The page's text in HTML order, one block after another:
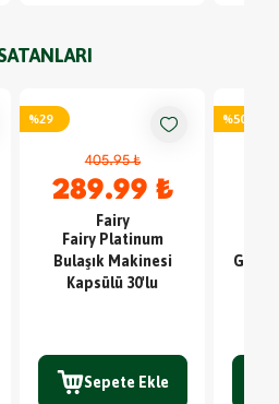
%29
405.95 ₺
289.99 ₺
Fairy
Fairy Platinum
Bulaşık Makinesi
Kapsülü 30'lu
Sepete Ekle
%50